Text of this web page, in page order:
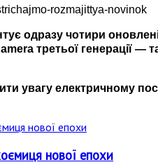
одразу чотири
третьої генерації —
увагу електричному
нової епохи